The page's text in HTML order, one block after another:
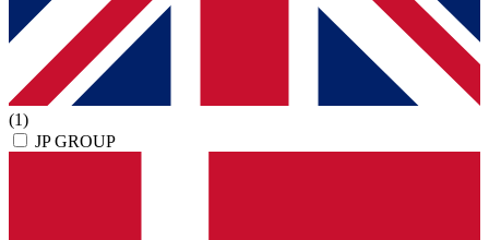
(1)
JP GROUP